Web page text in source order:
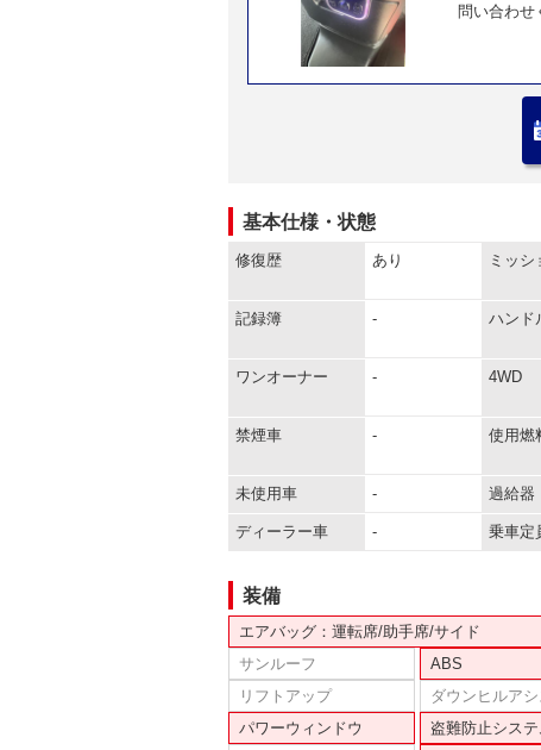
問い合わせ
基本仕様・状態
修復歴 あり ミッシ
記録簿 - ハンド
ワンオーナー - 4WD
禁煙車 - 使用燃
未使用車 - 過給器
ディーラー車 - 乗車定
装備
エアバッグ：運転席/助手席/サイド
サンルーフ
ABS
リフトアップ
ダウンヒルア
パワーウィンドウ
盗難防止システ